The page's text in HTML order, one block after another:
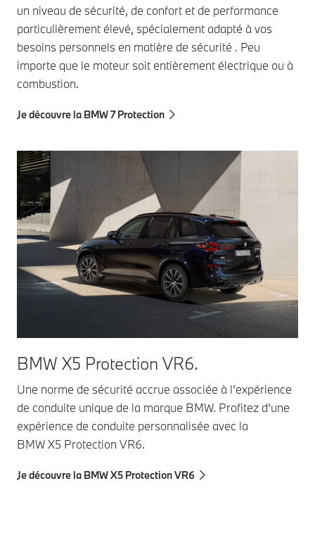
un niveau de sécurité, de confort et de performance
particulièrement élevé, spécialement adapté à vos
besoins personnels en matière de sécurité . Peu
importe que le moteur soit entièrement électrique ou à
combustion.
Je découvre la BMW 7 Protection
BMW X5 Protection VR6.
Une norme de sécurité accrue associée à l’expérience
de conduite unique de la marque BMW. Profitez d’une
expérience de conduite personnalisée avec la
BMW X5 Protection VR6.
Je découvre la BMW X5 Protection VR6